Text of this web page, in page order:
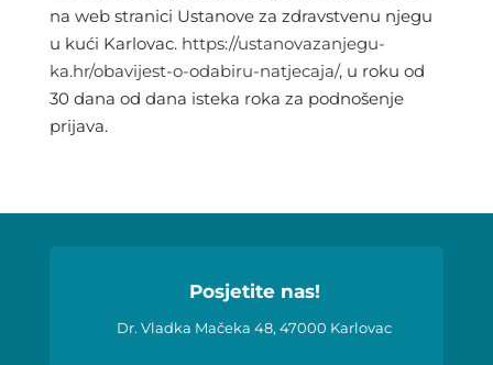
na web stranici Ustanove za zdravstvenu njegu
u kući Karlovac. https://ustanovazanjegu-
ka.hr/obavijest-o-odabiru-natjecaja/, u roku od
30 dana od dana isteka roka za podnošenje
prijava.
Posjetite nas!
Dr. Vladka Mačeka 48, 47000 Karlovac